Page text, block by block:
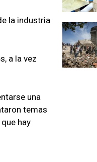
la industria
a la vez
una
temas
hay